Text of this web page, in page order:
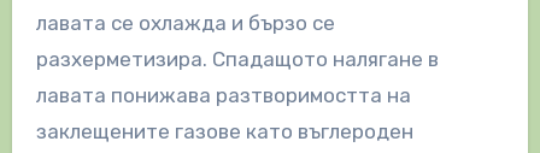
лавата се охлажда и бързо се
разхерметизира. Спадащото налягане в
лавата понижава разтворимостта на
заклещените газове като въглероден